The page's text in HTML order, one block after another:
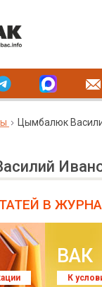
Цымбалюк
В
ВАК
К